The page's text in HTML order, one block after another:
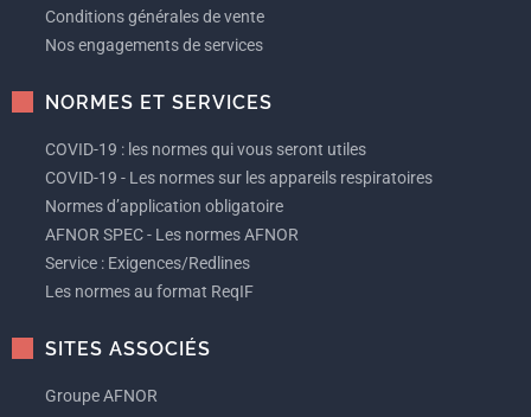
Conditions générales de vente
Nos engagements de services
NORMES ET SERVICES
COVID-19 : les normes qui vous seront utiles
COVID-19 - Les normes sur les appareils respiratoires
Normes d’application obligatoire
AFNOR SPEC - Les normes AFNOR
Service : Exigences/Redlines
Les normes au format ReqIF
SITES ASSOCIÉS
Groupe AFNOR